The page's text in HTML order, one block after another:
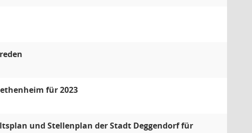
für 2023
und Stellenplan der Stadt Deggendorf für